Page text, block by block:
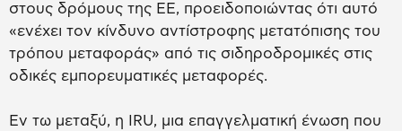
στους δρόμους της ΕΕ, προειδοποιώντας ότι αυτό
«ενέχει τον κίνδυνο αντίστροφης μετατόπισης του
τρόπου μεταφοράς» από τις σιδηροδρομικές στις
οδικές εμπορευματικές μεταφορές.
Εν τω μεταξύ, η IRU, μια επαγγελματική ένωση που